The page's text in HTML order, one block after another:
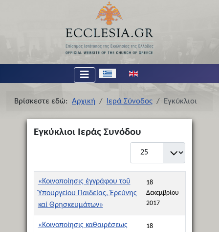
Επιλέξτε τη γλώσσα σας
Βρίσκεστε εδώ: Αρχική Ιερά Σύνοδος Εγκύκλιοι
Εγκύκλιοι Ιεράς Συνόδου
Εμφάνιση #
Τίτλος Ημερομηνία Δημιουργίας
«Κοινοποίησις ἐγγράφου τοῦ
Ὑπουργείου Παιδείας, Ἐρεύνης
καί Θρησκευμάτων»
18
Δεκεμβρίου
2017
«Κοινοποίησις καθαιρέσεως
18